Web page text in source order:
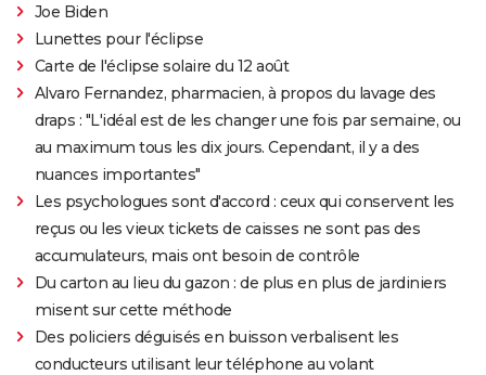
Joe Biden
Lunettes pour l'éclipse
Carte de l'éclipse solaire du 12 août
Alvaro Fernandez, pharmacien, à propos du lavage des
draps : "L'idéal est de les changer une fois par semaine, ou
au maximum tous les dix jours. Cependant, il y a des
nuances importantes"
Les psychologues sont d'accord : ceux qui conservent les
reçus ou les vieux tickets de caisses ne sont pas des
accumulateurs, mais ont besoin de contrôle
Du carton au lieu du gazon : de plus en plus de jardiniers
misent sur cette méthode
Des policiers déguisés en buisson verbalisent les
conducteurs utilisant leur téléphone au volant